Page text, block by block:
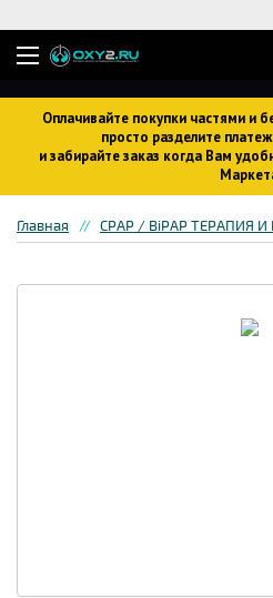
Оплачивайте покупки частями и
просто разделите
и забирайте заказ когда Вам
Главная CPAP / BiPAP ТЕРАПИЯ